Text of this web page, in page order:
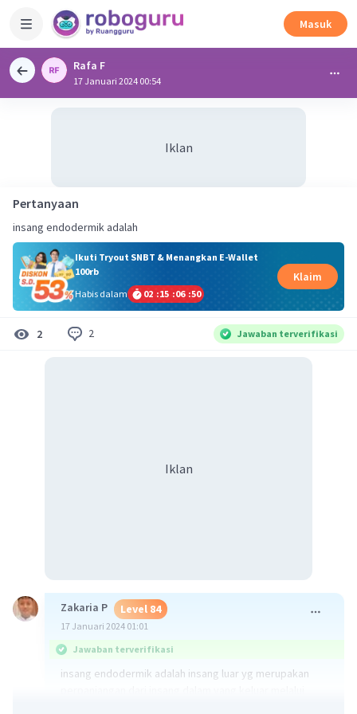
Masuk
Rafa F
17 Januari 2024 00:54
Iklan
Pertanyaan
insang endodermik adalah
Ikuti Tryout SNBT & Menangkan E-Wallet
100rb
Habis dalam
02 :15 :06 :49
Klaim
2 2 Jawaban terverifikasi
Iklan
Zakaria P Level 84
17 Januari 2024 01:01
Jawaban terverifikasi
insang endodermik adalah insang luar yg merupakan